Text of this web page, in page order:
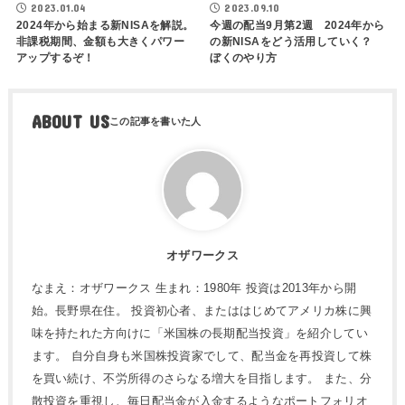
2023.01.04
2024年から始まる新NISAを解説。
非課税期間、金額も大きくパワー
アップするぞ！
2023.09.10
今週の配当9月第2週 2024年から
の新NISAをどう活用していく？
ぼくのやり方
ABOUT US
オザワークス
なまえ：オザワークス 生まれ：1980年 投資は2013年から開
始。長野県在住。 投資初心者、またははじめてアメリカ株に興
味を持たれた方向けに「米国株の長期配当投資」を紹介してい
ます。 自分自身も米国株投資家でして、配当金を再投資して株
を買い続け、不労所得のさらなる増大を目指します。 また、分
散投資を重視し、毎日配当金が入金するようなポートフォリオ